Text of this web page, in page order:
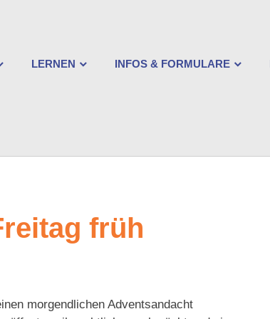
LERNEN INFOS & FORMULARE
früh
morgendlichen Adventsandacht